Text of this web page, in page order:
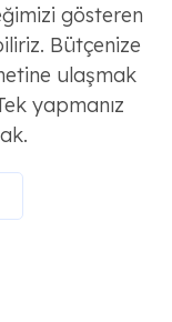
gösteren
Bütçenize
ulaşmak
yapmanız